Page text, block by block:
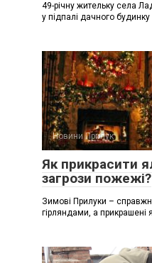
49-річну жительку села
у підпалі дачного будинку
Новини Прилук
Як прикрасити
загрози пожежі?
Зимові Прилуки –
гірляндами, а прикрашені